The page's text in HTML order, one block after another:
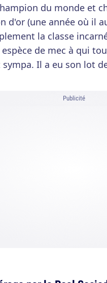
du monde et
d'or (une année où il
la classe
de mec à qui
Il a eu son lot
Publicité